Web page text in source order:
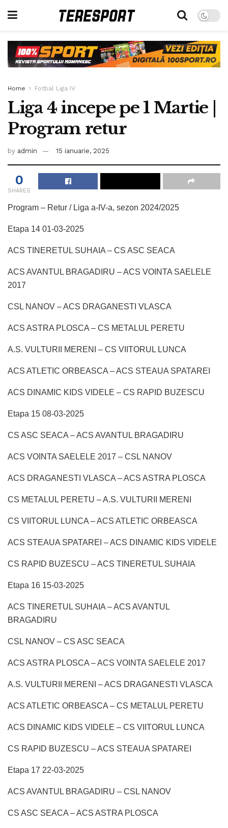
Home Fotbal Liga IV
Liga 4 incepe pe 1 Martie |
Program retur
by admin 15 ianuarie, 2025
0
SHARES
Program – Retur / Liga a-IV-a, sezon 2024/2025
Etapa 14 01-03-2025
ACS TINERETUL SUHAIA – CS ASC SEACA
ACS AVANTUL BRAGADIRU – ACS VOINTA SAELELE
2017
CSL NANOV – ACS DRAGANESTI VLASCA
ACS ASTRA PLOSCA – CS METALUL PERETU
A.S. VULTURII MERENI – CS VIITORUL LUNCA
ACS ATLETIC ORBEASCA – ACS STEAUA SPATAREI
ACS DINAMIC KIDS VIDELE – CS RAPID BUZESCU
Etapa 15 08-03-2025
CS ASC SEACA – ACS AVANTUL BRAGADIRU
ACS VOINTA SAELELE 2017 – CSL NANOV
ACS DRAGANESTI VLASCA – ACS ASTRA PLOSCA
CS METALUL PERETU – A.S. VULTURII MERENI
CS VIITORUL LUNCA – ACS ATLETIC ORBEASCA
ACS STEAUA SPATAREI – ACS DINAMIC KIDS VIDELE
CS RAPID BUZESCU – ACS TINERETUL SUHAIA
Etapa 16 15-03-2025
ACS TINERETUL SUHAIA – ACS AVANTUL
BRAGADIRU
CSL NANOV – CS ASC SEACA
ACS ASTRA PLOSCA – ACS VOINTA SAELELE 2017
A.S. VULTURII MERENI – ACS DRAGANESTI VLASCA
ACS ATLETIC ORBEASCA – CS METALUL PERETU
ACS DINAMIC KIDS VIDELE – CS VIITORUL LUNCA
CS RAPID BUZESCU – ACS STEAUA SPATAREI
Etapa 17 22-03-2025
ACS AVANTUL BRAGADIRU – CSL NANOV
CS ASC SEACA – ACS ASTRA PLOSCA